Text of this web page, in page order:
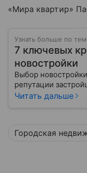
«Мира квартир»
Узнать больше по
7 ключевых
новостройки
Выбор
репутации
Читать дальше
Городская